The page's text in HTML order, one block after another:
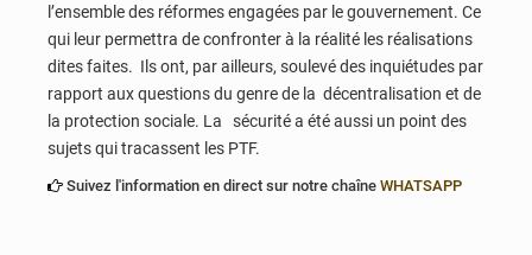
l’ensemble des réformes engagées par le gouvernement. Ce
qui leur permettra de confronter à la réalité les réalisations
dites faites. Ils ont, par ailleurs, soulevé des inquiétudes par
rapport aux questions du genre de la décentralisation et de
la protection sociale. La sécurité a été aussi un point des
sujets qui tracassent les PTF.
Suivez l'information en direct sur notre chaîne WHATSAPP